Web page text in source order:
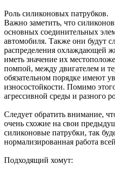
Роль силиконовых патрубков.
Важно заметить, что
основных соединительных
автомобиля. Также они будут
распределения охлаждающей
иметь значение их
помпой, между двигателем и
обязательном порядке имеют
износостойкости. Помимо
агрессивной среды и разного
Следует обратить внимание,
очень схожие на свои
силиконовые патрубки, так
нормализированная работа
Подходящий хомут: